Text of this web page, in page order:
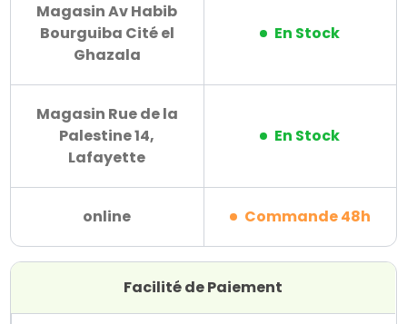
Magasin Av Habib
Bourguiba Cité el
Ghazala
En Stock
Magasin Rue de la
Palestine 14,
Lafayette
En Stock
online Commande 48h
Facilité de Paiement